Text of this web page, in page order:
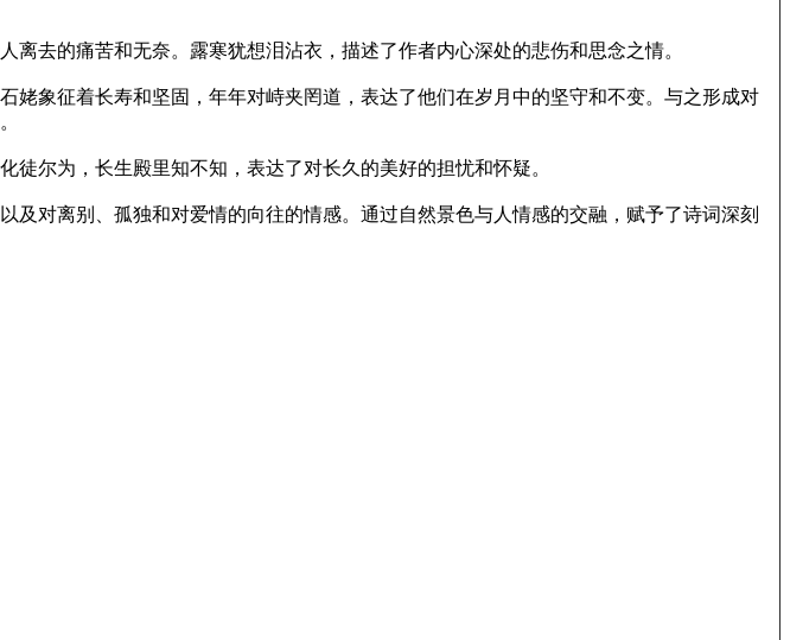
去的痛苦和无奈。露寒犹想泪沾衣，描述了作者内心深处的悲伤和思念之情。
象征着长寿和坚固，年年对峙夹罔道，表达了他们在岁月中的坚守和不变。与之形成对
尔为，长生殿里知不知，表达了对长久的美好的担忧和怀疑。
对离别、孤独和对爱情的向往的情感。通过自然景色与人情感的交融，赋予了诗词深刻